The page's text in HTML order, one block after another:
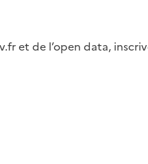
et de l’open data,